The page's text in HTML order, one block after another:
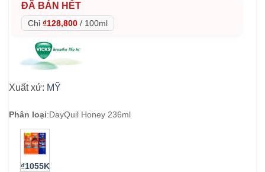
ĐÃ BÁN HẾT
Chỉ ₫128,800 / 100ml
Xuất xứ: MỸ
Phân loại:DayQuil Honey 236ml
₫1055K